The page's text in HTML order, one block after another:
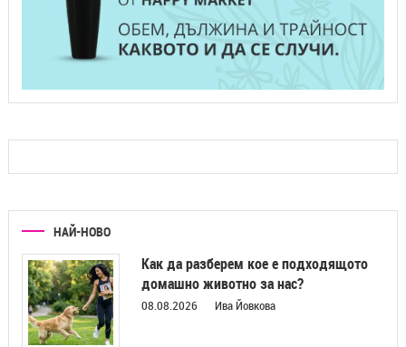
НАЙ-НОВО
Как да разберем кое е подходящото
домашно животно за нас?
08.08.2026 Ива Йовкова